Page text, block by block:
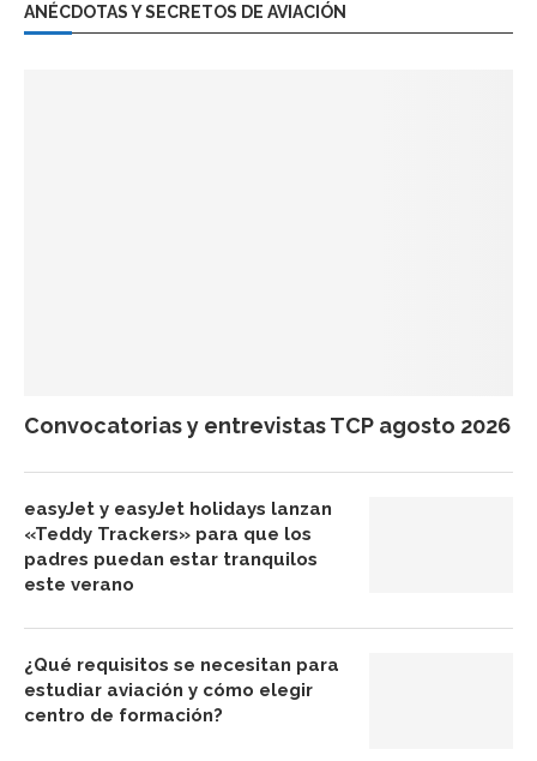
ANÉCDOTAS Y SECRETOS DE AVIACIÓN
Convocatorias y entrevistas TCP agosto 2026
easyJet y easyJet holidays lanzan
«Teddy Trackers» para que los
padres puedan estar tranquilos
este verano
¿Qué requisitos se necesitan para
estudiar aviación y cómo elegir
centro de formación?